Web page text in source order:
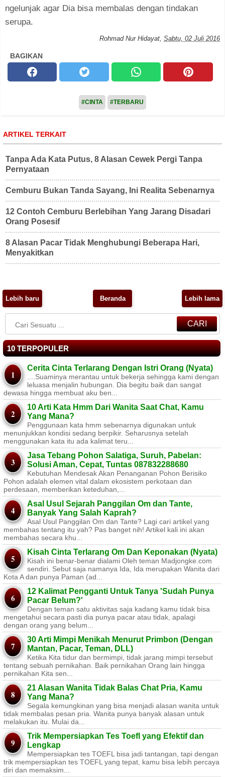
ngelunjak agar Dia bisa membalas dengan tindakan
serupa.
Rohmad Nur Hidayat, Sabtu, 02 Juli 2016
BAGIKAN
#CINTA #TERBARU
ARTIKEL TERKAIT
Tanpa Ada Kata Putus, 8 Alasan Cewek Pergi Tanpa
Pernyataan
Cemburu Bukan Tanda Sayang, Ini Realita Sebenarnya
12 Contoh Cemburu Berlebihan Yang Jarang Disadari
Orang Posesif
8 Alasan Pacar Tidak Menghubungi Beberapa Hari,
Menyakitkan
Lebih baru Lebih lama
Beranda
CARI
10 TERPOPULER
Cerita Cinta Terlarang Dengan Istri Orang (Nyata)
....Suaminya merantau untuk bekerja sehingga kami dengan
leluasa menjalin hubungan. Dia begitu baik dan sangat
dewasa hingga membuat aku ben...
10 Arti Kata Hmm Dari Wanita Saat Chat, Kamu
Yang Mana?
Penggunaan kata hmm sebenarnya digunakan untuk
menunjukkan kondisi sedang berpikir. Seharusnya setelah
menggunakan kata itu ada kalimat teru...
Jasa Tebang Pohon Salatiga, Suruh, Pabelan:
Solusi Aman, Cepat, Tuntas 087832288680
Kebutuhan Mendesak Akan Penanganan Pohon Berisiko ​
Pohon adalah elemen vital dalam ekosistem perkotaan dan
perdesaan, memberikan keteduhan,...
Asal Usul Sejarah Panggilan Om dan Tante,
Banyak Yang Salah Kaprah?
Asal Usul Panggilan Om dan Tante? Lagi cari artikel yang
membahas tentang itu yah? Pas banget nih! Artikel kali ini akan
membahas secara khu...
Kisah Cinta Terlarang Om Dan Keponakan (Nyata)
Kisah ini benar-benar dialami Oleh teman Madjongke.com
sendiri. Sebut saja namanya Ida, Ida merupakan Wanita dari
Kota A dan punya Paman (ad...
12 Kalimat Pengganti Untuk Tanya 'Sudah Punya
Pacar Belum?'
Dengan teman satu aktivitas saja kadang kamu tidak bisa
mengetahui secara pasti dia punya pacar atau tidak, apalagi
dengan orang yang belum...
30 Arti Mimpi Menikah Menurut Primbon (Dengan
Mantan, Pacar, Teman, DLL)
Ketika Kita tidur dan bermimpi, tidak jarang mimpi tersebut
tentang sebuah pernikahan. Baik pernikahan Orang lain hingga
pernikahan Kita sen...
21 Alasan Wanita Tidak Balas Chat Pria, Kamu
Yang Mana?
Segala kemungkinan yang bisa menjadi alasan wanita untuk
tidak membalas pesan pria. Wanita punya banyak alasan untuk
melakukan itu. Mulai da...
Trik Mempersiapkan Tes Toefl yang Efektif dan
Lengkap
Mempersiapkan tes TOEFL bisa jadi tantangan, tapi dengan
trik mempersiapkan tes TOEFL yang tepat, kamu bisa lebih percaya
diri dan memaksim...